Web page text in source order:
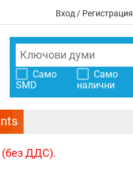
Вход / Регистрация
Само
SMD
Само
налични
(без ДДС).